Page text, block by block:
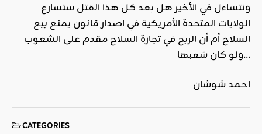
ونتساءل في الأخير هل بعد كل هذا القتل ستسارع
الولايات المتحدة الأمريكية في اصدار قانون يمنع بيع
السلاح أم أن الربح في تجارة السلاح مقدم على الشعوب
ولو كان شعبها…
احمد شوشان
CATEGORIES